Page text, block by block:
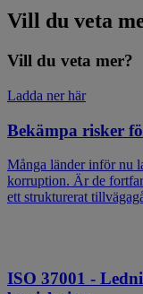
Vill du veta
Vill du veta mer?
Ladda ner här
Bekämpa risker
Många länder inför nu
korruption. Är de
ett strukturerat
ISO 37001 -